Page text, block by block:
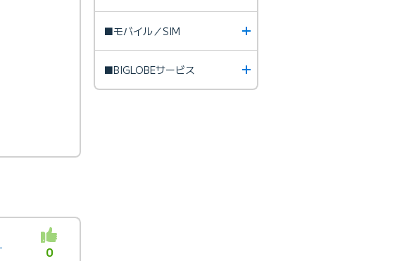
0
■モバイル／SIM
■BIGLOBEサービス